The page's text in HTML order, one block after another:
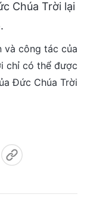
Chúa Trời lại
và công tác của
chỉ có thể được
Đức Chúa Trời